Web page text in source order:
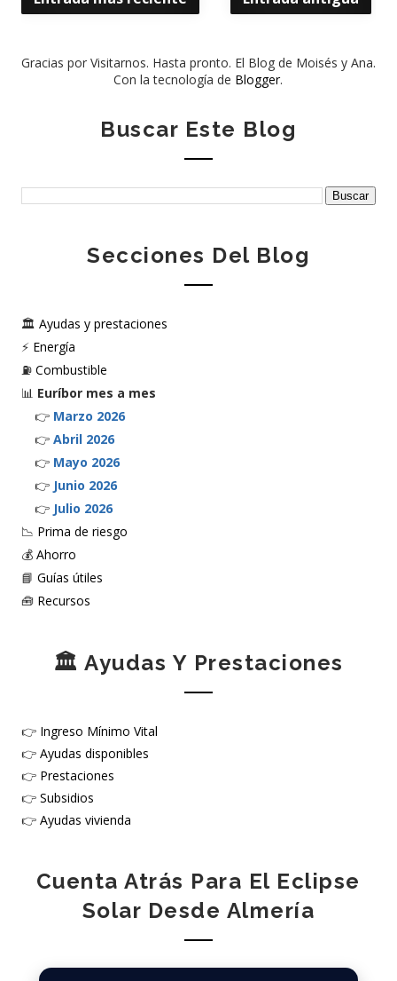
Gracias por Visitarnos. Hasta pronto. El Blog de Moisés y Ana.
Con la tecnología de Blogger.
Buscar Este Blog
Secciones Del Blog
🏛️ Ayudas y prestaciones
⚡ Energía
⛽ Combustible
📊 Euríbor mes a mes
👉 Marzo 2026
👉 Abril 2026
👉 Mayo 2026
👉 Junio 2026
👉 Julio 2026
📉 Prima de riesgo
💰 Ahorro
📘 Guías útiles
🧰 Recursos
🏛️ Ayudas Y Prestaciones
👉 Ingreso Mínimo Vital
👉 Ayudas disponibles
👉 Prestaciones
👉 Subsidios
👉 Ayudas vivienda
Cuenta Atrás Para El Eclipse
Solar Desde Almería